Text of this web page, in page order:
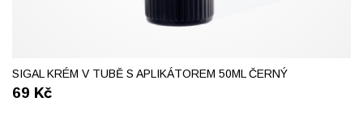
SIGAL KRÉM V TUBĚ S APLIKÁTOREM 50ML ČERNÝ
69 Kč